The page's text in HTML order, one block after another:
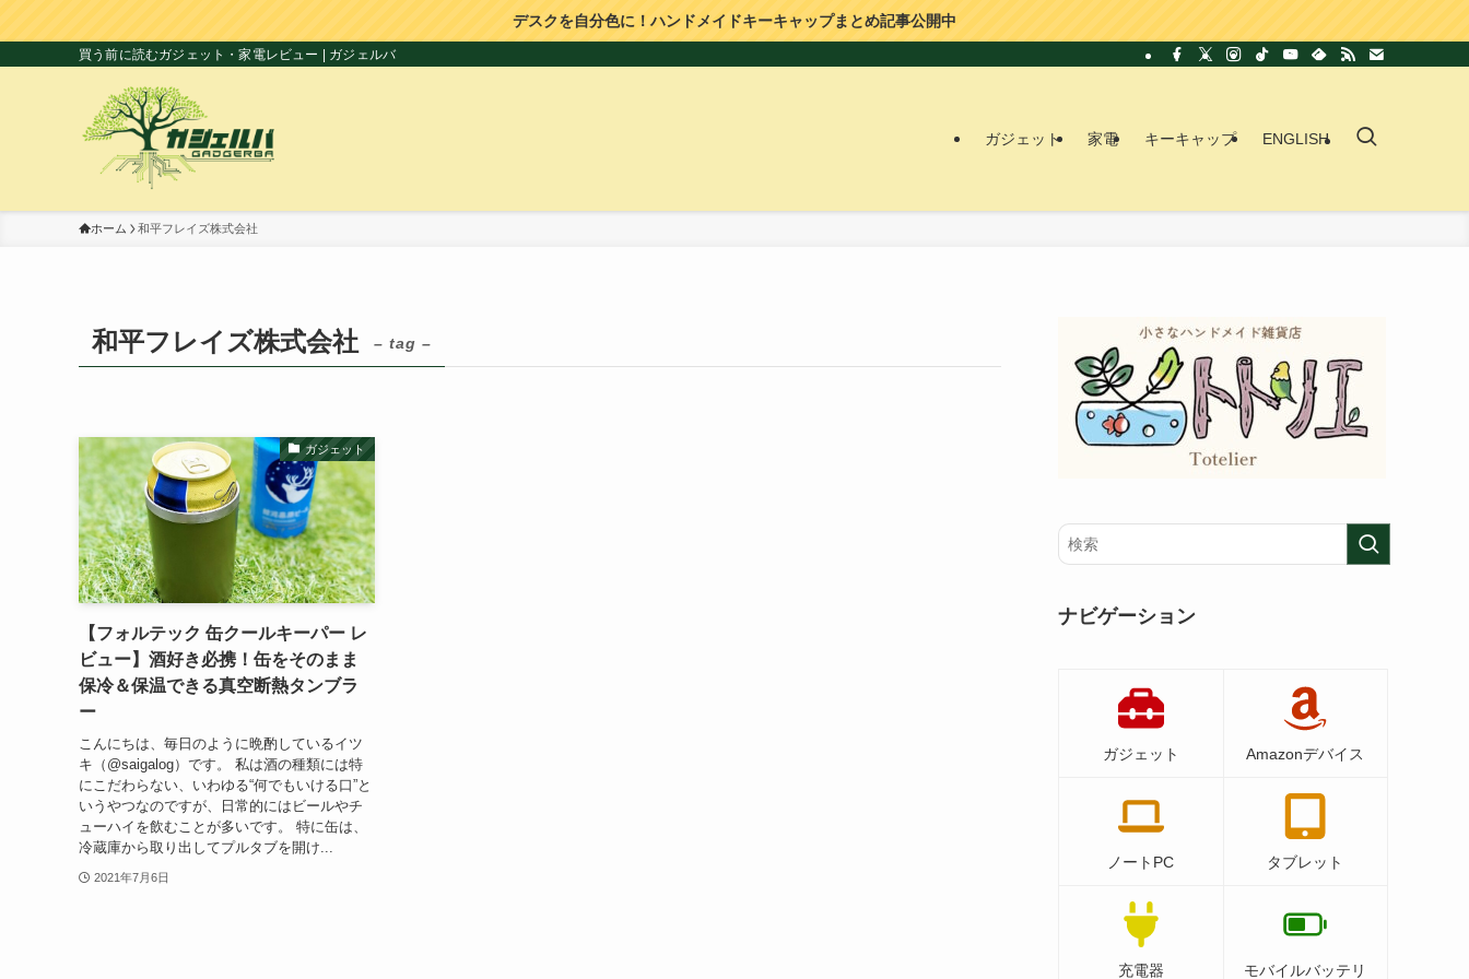
デスクを自分色に！ハンドメイドキーキャップまとめ記事公開中
買う前に読むガジェット・家電レビュー | ガジェルバ
ガジェット 家電 キーキャップ ENGLISH
ホーム 和平フレイズ株式会社
和平フレイズ株式会社 – tag –
ガジェット
【フォルテック 缶クールキーパー レ
ビュー】酒好き必携！缶をそのまま
保冷＆保温できる真空断熱タンブラ
ー
こんにちは、毎日のように晩酌しているイツ
キ（@saigalog）です。 私は酒の種類には特
にこだわらない、いわゆる“何でもいける口”と
いうやつなのですが、日常的にはビールやチ
ューハイを飲むことが多いです。 特に缶は、
冷蔵庫から取り出してプルタブを開け...
2021年7月6日
ナビゲーション
ガジェット Amazonデバイス
ノートPC タブレット
充電器
モバイルバッテリ